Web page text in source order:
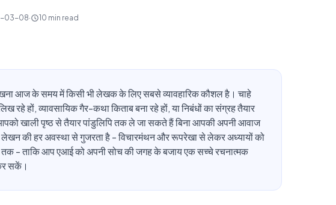
03-08· 10 min read
आज के समय में किसी भी लेखक के लिए सबसे व्यावहारिक कौशल है। चाहे
रहे हों, व्यावसायिक गैर-कथा किताब बना रहे हों, या निबंधों का संग्रह तैयार
खाली पृष्ठ से तैयार पांडुलिपि तक ले जा सकते हैं बिना आपकी अपनी आवाज
लेखन की हर अवस्था से गुजरता है - विचारमंथन और रूपरेखा से लेकर अध्यायों को
- ताकि आप एआई को अपनी सोच की जगह के बजाय एक सच्चे रचनात्मक
सकें।